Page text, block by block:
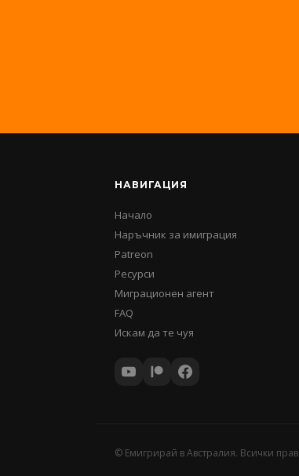
НАВИГАЦИЯ
Начало
Наръчник за имиграция
Patreon
Ресурси
Миграционен агент
FAQ
Искам да те чуя
© Емигрирай в Австралия. Всички